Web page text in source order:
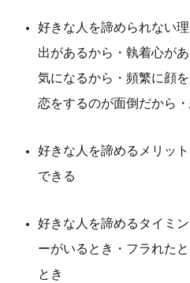
好きな人を諦められない
出があるから・執着心が
気になるから・頻繁に顔
恋をするのが面倒だから
好きな人を諦めるメリッ
できる
好きな人を諦めるタイミ
ーがいるとき・フラれた
とき